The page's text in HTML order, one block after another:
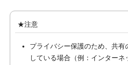
★注意
プライバシー保護のため、共有
している場合（例：インターネ